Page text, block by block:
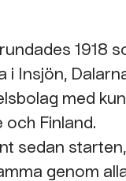
1918
i Insjön,
med
och Finland.
sedan
genom